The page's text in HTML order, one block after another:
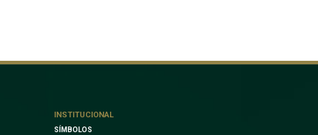
INSTITUCIONAL
SÍMBOLOS